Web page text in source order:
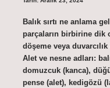
Balık sırtı ne anlama
parçaların birbirine dik
döşeme veya
Alet ve nesne adları:
domuzcuk (kanca),
pense (alet), kedigözü